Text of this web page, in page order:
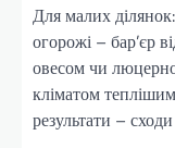
Для малих
огорожі – бар’єр
овесом чи
кліматом
результати –